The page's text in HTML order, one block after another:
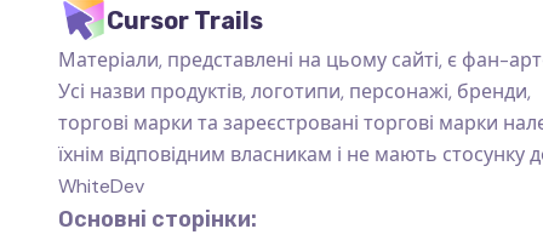
Cursor Trails
Матеріали, представлені на цьому сайті, є фан-
Усі назви продуктів, логотипи, персонажі, бренди,
торгові марки та зареєстровані торгові марки
їхнім відповідним власникам і не мають стосунку
WhiteDev
Основні сторінки: